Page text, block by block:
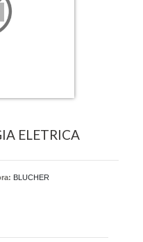
ELETRICA
BLUCHER